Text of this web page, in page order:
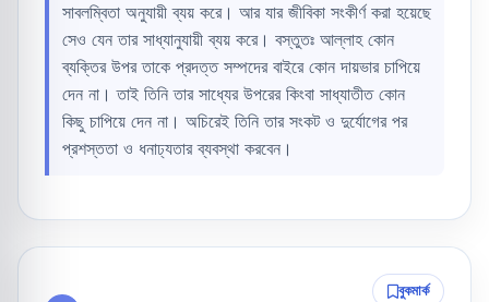
সাবলম্বিতা অনুযায়ী ব্যয় করে। আর যার জীবিকা সংকীর্ণ করা হয়েছে
সেও যেন তার সাধ্যানুযায়ী ব্যয় করে। বস্তুতঃ আল্লাহ কোন
ব্যক্তির উপর তাকে প্রদত্ত সম্পদের বাইরে কোন দায়ভার চাপিয়ে
দেন না। তাই তিনি তার সাধ্যের উপরের কিংবা সাধ্যাতীত কোন
কিছু চাপিয়ে দেন না। অচিরেই তিনি তার সংকট ও দুর্যোগের পর
প্রশস্ততা ও ধনাঢ্যতার ব্যবস্থা করবেন।
বুকমার্ক